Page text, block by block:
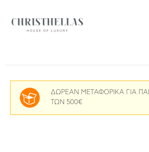
ΔΩΡΕΑΝ ΜΕΤΑΦΟΡΙΚΑ ΓΙΑ
ΤΩΝ 500€